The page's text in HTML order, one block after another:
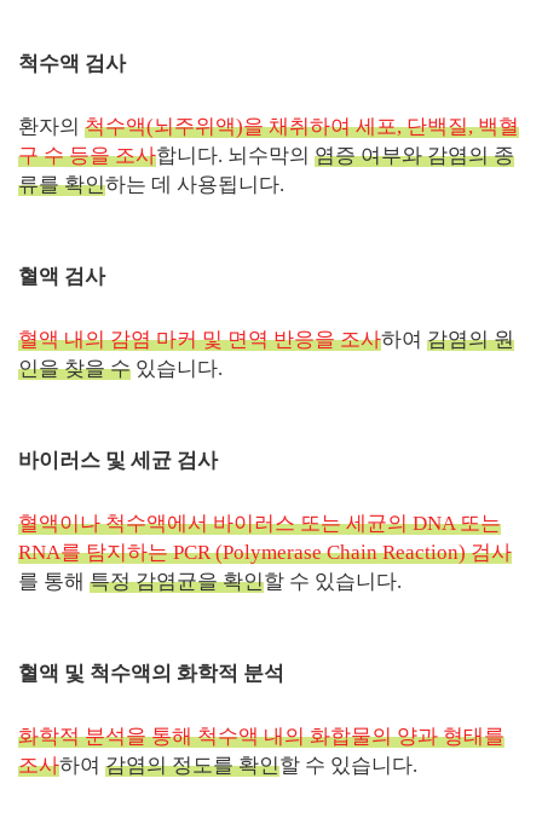
척수액 검사
환자의 척수액(뇌주위액)을 채취하여 세포, 단백질, 백혈
구 수 등을 조사합니다. 뇌수막의 염증 여부와 감염의 종
류를 확인하는 데 사용됩니다.
혈액 검사
혈액 내의 감염 마커 및 면역 반응을 조사하여 감염의 원
인을 찾을 수 있습니다.
바이러스 및 세균 검사
혈액이나 척수액에서 바이러스 또는 세균의 DNA 또는
RNA를 탐지하는 PCR (Polymerase Chain Reaction) 검사
를 통해 특정 감염균을 확인할 수 있습니다.
혈액 및 척수액의 화학적 분석
화학적 분석을 통해 척수액 내의 화합물의 양과 형태를
조사하여 감염의 정도를 확인할 수 있습니다.